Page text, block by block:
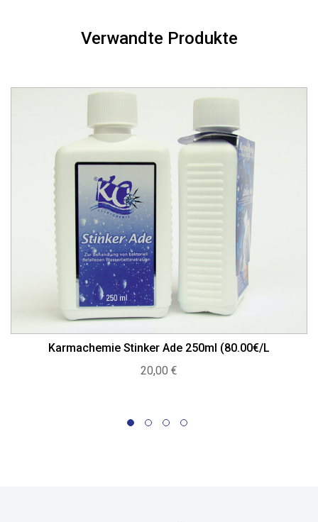
Verwandte Produkte
Karmachemie Stinker Ade 250ml (80.00€/L
20,00 €